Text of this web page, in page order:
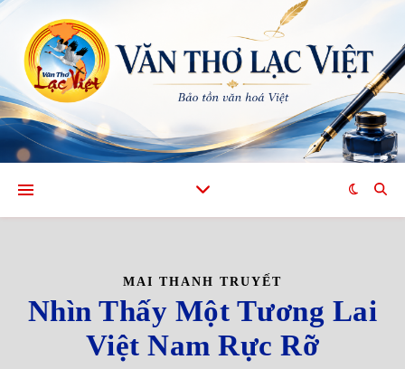
MAI THANH TRUYẾT
Nhìn Thấy Một Tương Lai
Việt Nam Rực Rỡ